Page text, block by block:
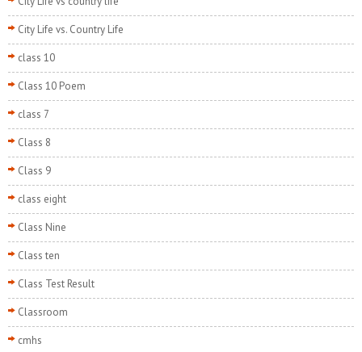
City Life vs. Country Life
class 10
Class 10 Poem
class 7
Class 8
Class 9
class eight
Class Nine
Class ten
Class Test Result
Classroom
cmhs